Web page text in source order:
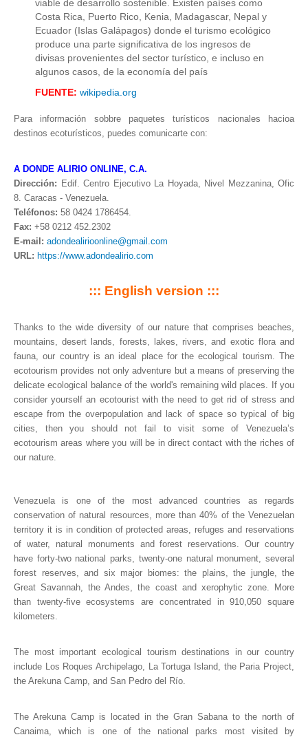
viable de desarrollo sostenible. Existen países como
Costa Rica, Puerto Rico, Kenia, Madagascar, Nepal y
Ecuador (Islas Galápagos) donde el turismo ecológico
produce una parte significativa de los ingresos de
divisas provenientes del sector turístico, e incluso en
algunos casos, de la economía del país
FUENTE: wikipedia.org
Para información sobbre paquetes turísticos nacionales hacioa
destinos ecoturísticos, puedes comunicarte con:
A DONDE ALIRIO ONLINE, C.A.
Dirección: Edif. Centro Ejecutivo La Hoyada, Nivel Mezzanina, Ofic
8. Caracas - Venezuela.
Teléfonos: 58 0424 1786454.
Fax: +58 0212 452.2302
E-mail: adondealirioonline@gmail.com
URL: https://www.adondealirio.com
::: English version :::
Thanks to the wide diversity of our nature that comprises beaches,
mountains, desert lands, forests, lakes, rivers, and exotic flora and
fauna, our country is an ideal place for the ecological tourism. The
ecotourism provides not only adventure but a means of preserving the
delicate ecological balance of the world's remaining wild places. If you
consider yourself an ecotourist with the need to get rid of stress and
escape from the overpopulation and lack of space so typical of big
cities, then you should not fail to visit some of Venezuela’s
ecotourism areas where you will be in direct contact with the riches of
our nature.
Venezuela is one of the most advanced countries as regards
conservation of natural resources, more than 40% of the Venezuelan
territory it is in condition of protected areas, refuges and reservations
of water, natural monuments and forest reservations. Our country
have forty-two national parks, twenty-one natural monument, several
forest reserves, and six major biomes: the plains, the jungle, the
Great Savannah, the Andes, the coast and xerophytic zone. More
than twenty-five ecosystems are concentrated in 910,050 square
kilometers.
The most important ecological tourism destinations in our country
include Los Roques Archipelago, La Tortuga Island, the Paria Project,
the Arekuna Camp, and San Pedro del Río.
The Arekuna Camp is located in the Gran Sabana to the north of
Canaima, which is one of the national parks most visited by